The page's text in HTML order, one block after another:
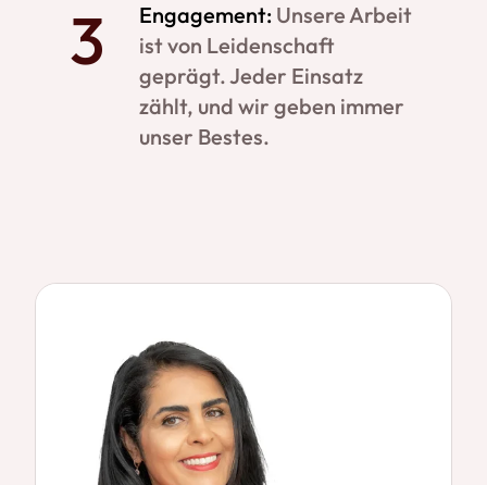
Engagement: Unsere Arbeit
ist von Leidenschaft
geprägt. Jeder Einsatz
zählt, und wir geben immer
unser Bestes.